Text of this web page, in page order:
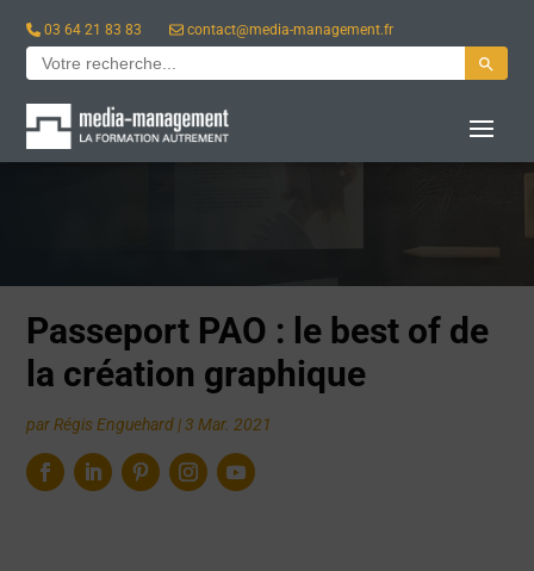
03 64 21 83 83 contact@media-management.fr
Search
for:
Search Button
Passeport PAO : le best of de
la création graphique
parRégis Enguehard |3 Mar. 2021